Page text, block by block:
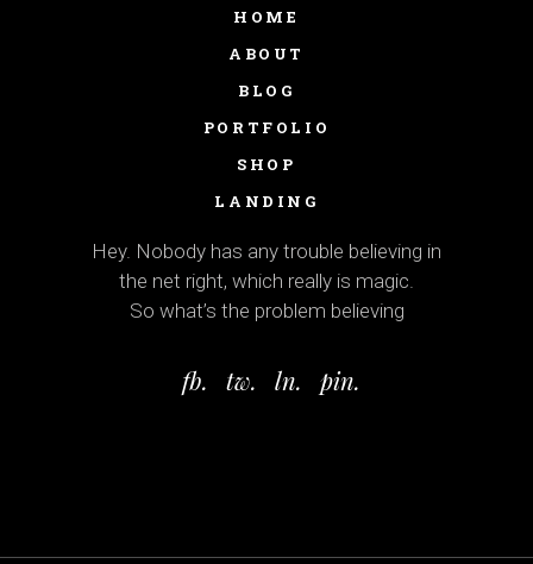
HOME
ABOUT
BLOG
PORTFOLIO
SHOP
LANDING
Hey. Nobody has any trouble believing in
the net right, which really is magic.
So what’s the problem believing
fb. tw. ln. pin.